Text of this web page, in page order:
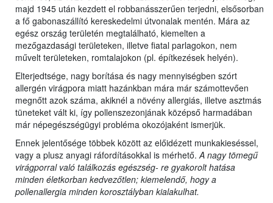
majd 1945 után kezdett el robbanásszerűen terjedni, elsősorban
a fő gabonaszállító kereskedelmi útvonalak mentén. Mára az
egész ország területén megtalálható, kiemelten a
mezőgazdasági területeken, illetve fiatal parlagokon, nem
művelt területeken, romtalajokon (pl. építkezések helyén).
Elterjedtsége, nagy borítása és nagy mennyiségben szórt
allergén virágpora miatt hazánkban mára már számottevően
megnőtt azok száma, akiknél a növény allergiás, illetve asztmás
tüneteket vált ki, így pollenszezonjának középső harmadában
már népegészségügyi probléma okozójaként ismerjük.
Ennek jelentősége többek között az előidézett munkakieséssel,
vagy a plusz anyagi ráfordításokkal is mérhető.A nagy tömegű
virágporral való találkozás egészség- re gyakorolt hatása
minden életkorban kedvezőtlen; kiemelendő, hogy a
pollenallergia minden korosztályban kialakulhat.